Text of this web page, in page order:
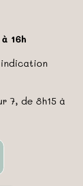
16h
7, de 8h15 à